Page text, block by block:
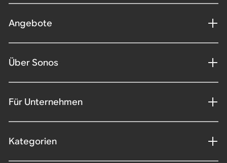
Angebote
Über Sonos
Für Unternehmen
Kategorien